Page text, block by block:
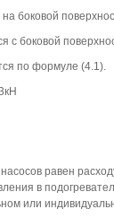
боковой
с боковой
по формуле (4.1).
равен
в
или